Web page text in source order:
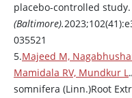
placebo-controlled study.
(Baltimore).
035521
5.Majeed M,
Mamidala RV, Mundkur L
somnifera (Linn.)Root